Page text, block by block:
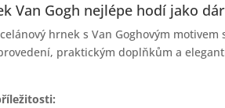
Van Gogh nejlépe hodí jako
hrnek s Van Goghovým
praktickým doplňkům a